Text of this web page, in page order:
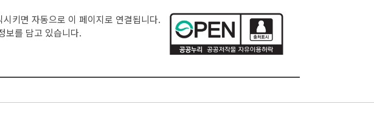
키면 자동으로 이 페이지로 연결됩니다.
보를 담고 있습니다.